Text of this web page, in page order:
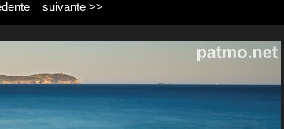
suivante >>